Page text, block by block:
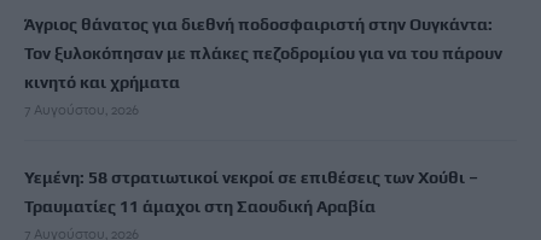
Άγριος θάνατος για διεθνή ποδοσφαιριστή στην Ουγκάντα:
Τον ξυλοκόπησαν με πλάκες πεζοδρομίου για να του πάρουν
κινητό και χρήματα
7 Αυγούστου, 2026
Υεμένη: 58 στρατιωτικοί νεκροί σε επιθέσεις των Χούθι –
Τραυματίες 11 άμαχοι στη Σαουδική Αραβία
7 Αυγούστου, 2026